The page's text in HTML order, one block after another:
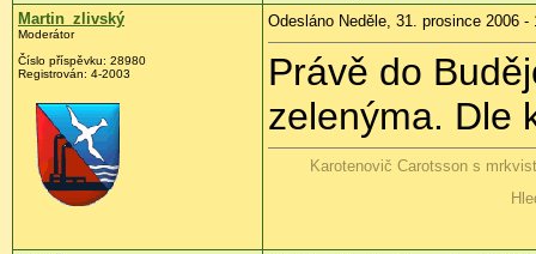
Martin_zlivský
Moderátor
Číslo příspěvku: 28980
Registrován: 4-2003
Odesláno Neděle, 31. prosince 2006 -
Právě do
zelenýma. Dle
Karotenovič Carotsson s